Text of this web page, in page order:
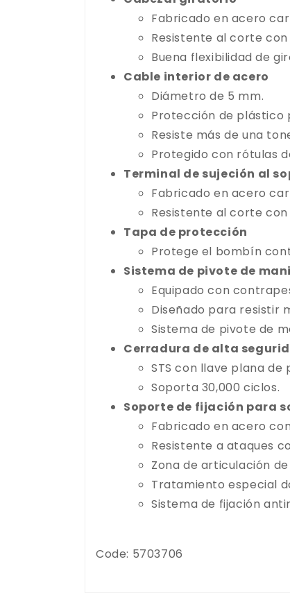
Fabricado en acero
Resistente al corte con
Buena flexibilidad de
Cable interior de acero
Diámetro de 5 mm.
Protección de plástico
Resiste más de una
Protegido con rótulas
Terminal de sujeción al
Fabricado en acero
Resistente al corte con
Tapa de protección
Protege el bombín
Sistema de pivote de
Equipado con
Diseñado para resistir
Sistema de pivote de
Cerradura de alta
STS con llave plana
Soporta 30,000 ciclos.
Soporte de fijación para
Fabricado en acero
Resistente a ataques
Zona de articulación
Tratamiento especial
Sistema de fijación
Code: 5703706